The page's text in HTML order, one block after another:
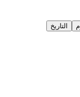
التاريخ